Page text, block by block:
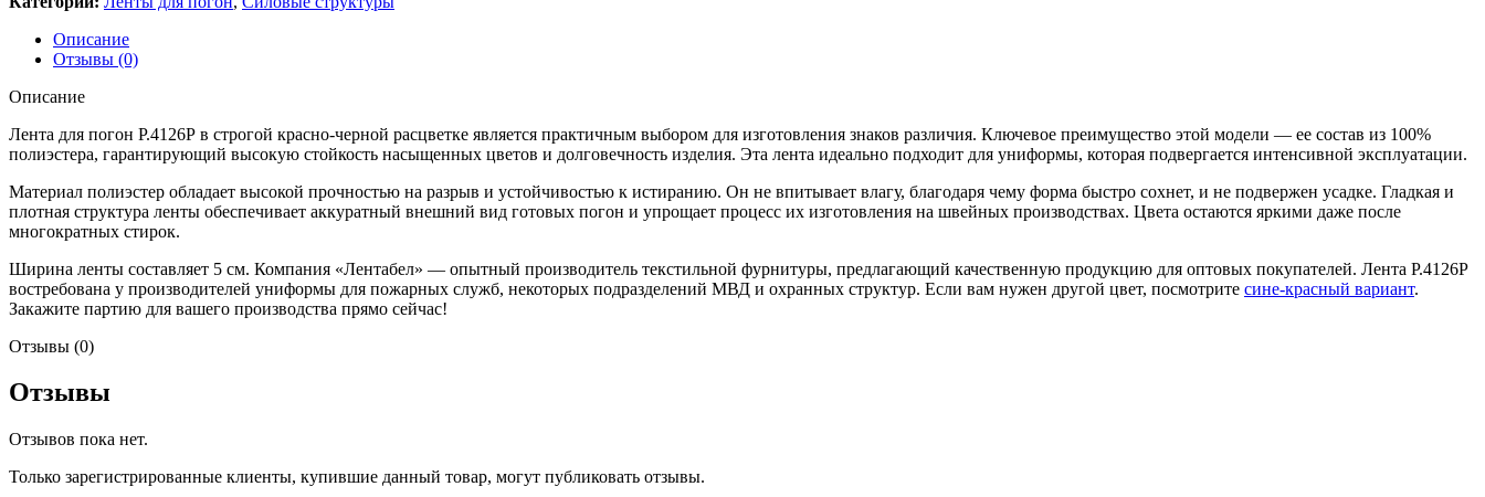
Описание
Отзывы (0)
Описание
Лента для погон Р.4126Р в строгой красно-черной расцветке является практичным выбором для изготовления знаков различия. Ключевое преимущество этой модели — ее состав из 100%
полиэстера, гарантирующий высокую стойкость насыщенных цветов и долговечность изделия. Эта лента идеально подходит для униформы, которая подвергается интенсивной эксплуатации.
Материал полиэстер обладает высокой прочностью на разрыв и устойчивостью к истиранию. Он не впитывает влагу, благодаря чему форма быстро сохнет, и не подвержен усадке. Гладкая и
плотная структура ленты обеспечивает аккуратный внешний вид готовых погон и упрощает процесс их изготовления на швейных производствах. Цвета остаются яркими даже после
многократных стирок.
Ширина ленты составляет 5 см. Компания «Лентабел» — опытный производитель текстильной фурнитуры, предлагающий качественную продукцию для оптовых покупателей. Лента Р.4126Р
востребована у производителей униформы для пожарных служб, некоторых подразделений МВД и охранных структур. Если вам нужен другой цвет, посмотрите сине-красный вариант.
Закажите партию для вашего производства прямо сейчас!
Отзывы (0)
Отзывы
Отзывов пока нет.
Только зарегистрированные клиенты, купившие данный товар, могут публиковать отзывы.